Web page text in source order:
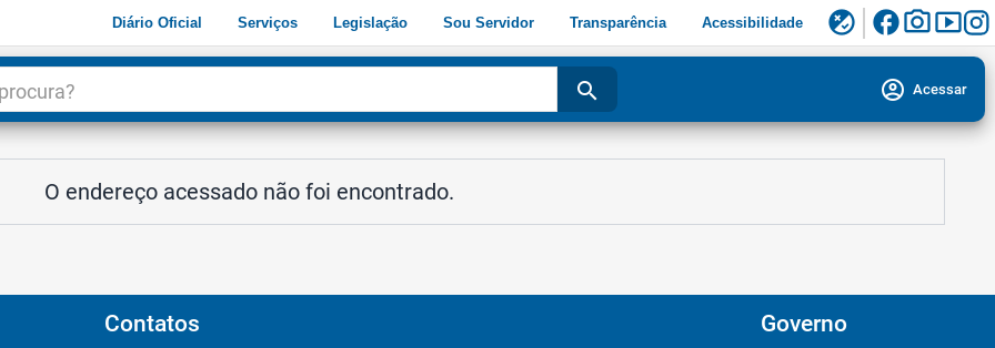
Diário Oficial Serviços Legislação Sou Servidor Transparência Acessibilidade flaky facebookphoto_camerasmart_display
search account_circle Acessar
O endereço acessado não foi encontrado.
Contatos Governo